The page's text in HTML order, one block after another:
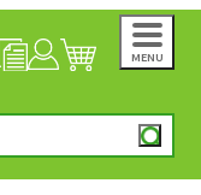
MENU